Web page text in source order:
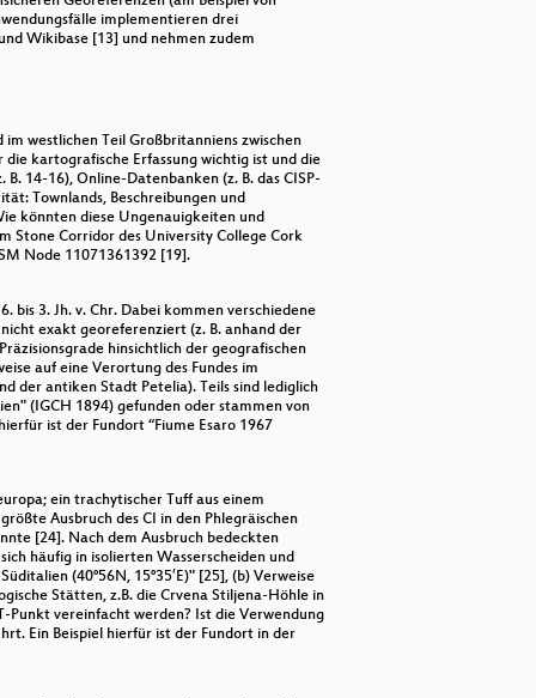
implementieren drei
Wikibase [13] und nehmen zudem
westlichen Teil Großbritanniens zwischen
kartografische Erfassung wichtig ist und die
14-16), Online-Datenbanken (z. B. das CISP-
Townlands, Beschreibungen und
könnten diese Ungenauigkeiten und
Stone Corridor des University College Cork
Node 11071361392 [19].
bis 3. Jh. v. Chr. Dabei kommen verschiedene
exakt georeferenziert (z. B. anhand der
hinsichtlich der geografischen
auf eine Verortung des Fundes im
der antiken Stadt Petelia). Teils sind lediglich
(IGCH 1894) gefunden oder stammen von
ist der Fundort “Fiume Esaro 1967
ein trachytischer Tuff aus einem
Ausbruch des CI in den Phlegräischen
[24]. Nach dem Ausbruch bedeckten
häufig in isolierten Wasserscheiden und
(40°56N, 15°35′E)" [25], (b) Verweise
Stätten, z.B. die Crvena Stiljena-Höhle in
Punkt vereinfacht werden? Ist die Verwendung
Ein Beispiel hierfür ist der Fundort in der